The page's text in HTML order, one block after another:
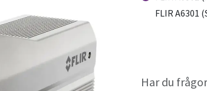
FLIR A6301
Har du